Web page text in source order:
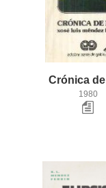
Crónica de
1980